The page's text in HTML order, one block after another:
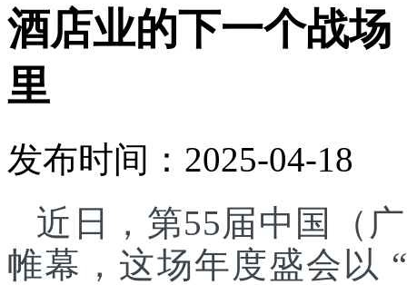
酒店业的下一个战
里
发布时间：2025-04-18
近日，第55届中国（
帷幕，这场年度盛会以